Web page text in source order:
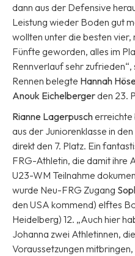
dann aus der Defensive
Leistung wieder Boden gut
wollten unter die besten vier,
Fünfte geworden, alles im
Rennverlauf sehr zufrieden“,
Rennen belegte Hannah
Anouk Eichelbergerden 23.
Rianne Lagerpuscherreichte
aus der Juniorenklasse in
direkt den 7. Platz. Ein
FRG-Athletin, die damit ihre
U23-WM Teilnahme
wurde Neu-FRG Zugang
den USA kommend) elftes
Heidelberg) 12. „Auch hier
Johanna zwei Athletinnen,
Voraussetzungen